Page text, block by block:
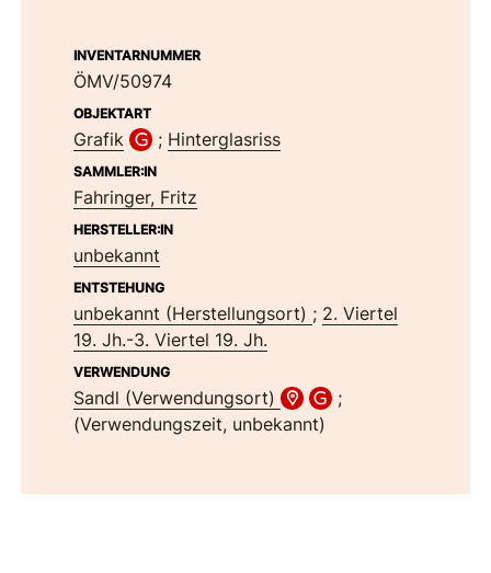
INVENTARNUMMER
ÖMV/50974
OBJEKTART
Grafik ; Hinterglasriss
SAMMLER:IN
Fahringer, Fritz
HERSTELLER:IN
unbekannt
ENTSTEHUNG
unbekannt (Herstellungsort) ; 2. Viertel
19. Jh.-3. Viertel 19. Jh.
VERWENDUNG
Sandl (Verwendungsort)
;
(Verwendungszeit, unbekannt)